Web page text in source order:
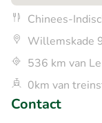
Chinees-
Willemskade
536 km van
0km van
Contact